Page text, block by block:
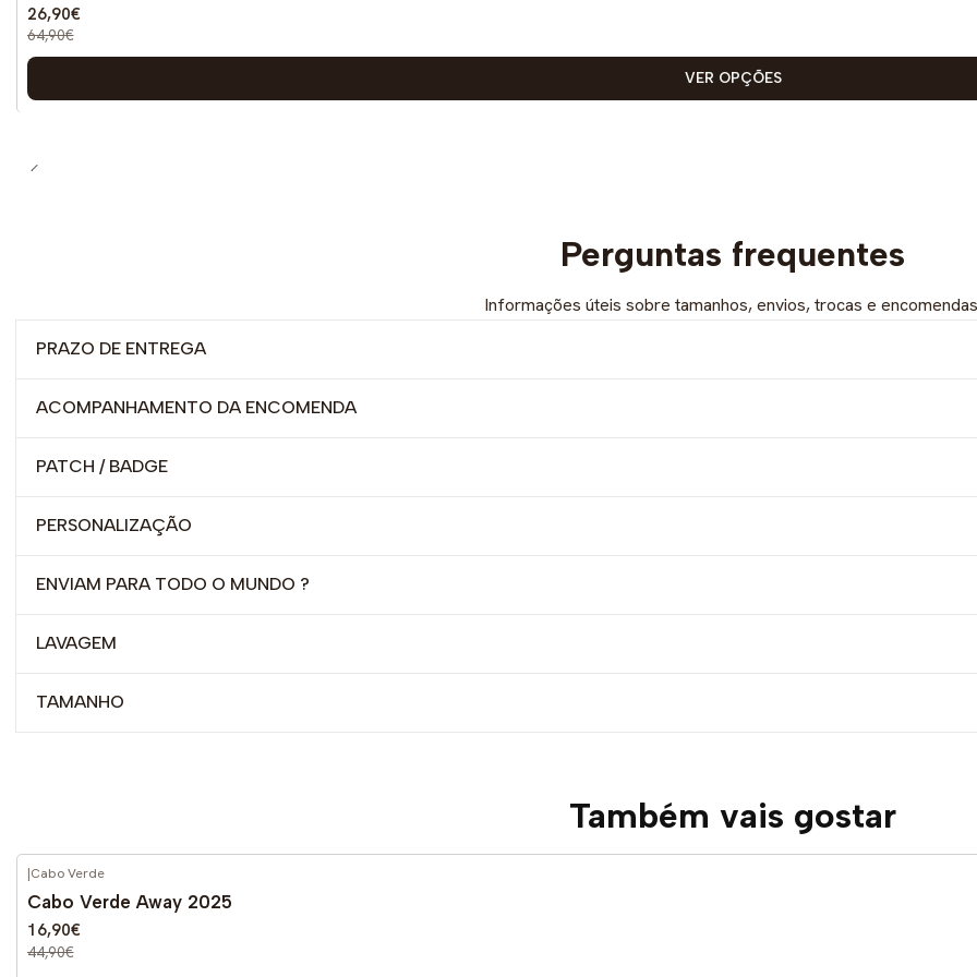
26,90€
64,90€
VER OPÇÕES
Perguntas frequentes
Informações úteis sobre tamanhos, envios, trocas e
PRAZO DE ENTREGA
ACOMPANHAMENTO DA ENCOMENDA
PATCH / BADGE
PERSONALIZAÇÃO
ENVIAM PARA TODO O MUNDO ?
LAVAGEM
TAMANHO
Também vais gostar
-62% DESCONTO
|Cabo Verde
Cabo Verde Away 2025
16,90€
44,90€